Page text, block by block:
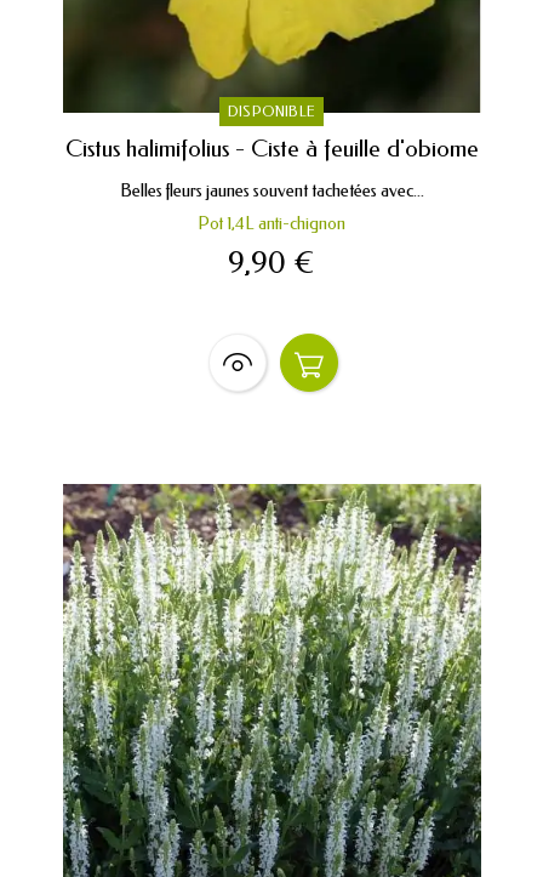
DISPONIBLE
Cistus halimifolius - Ciste à feuille d'obiome
Belles fleurs jaunes souvent tachetées avec...
Pot 1,4L anti-chignon
9,90 €